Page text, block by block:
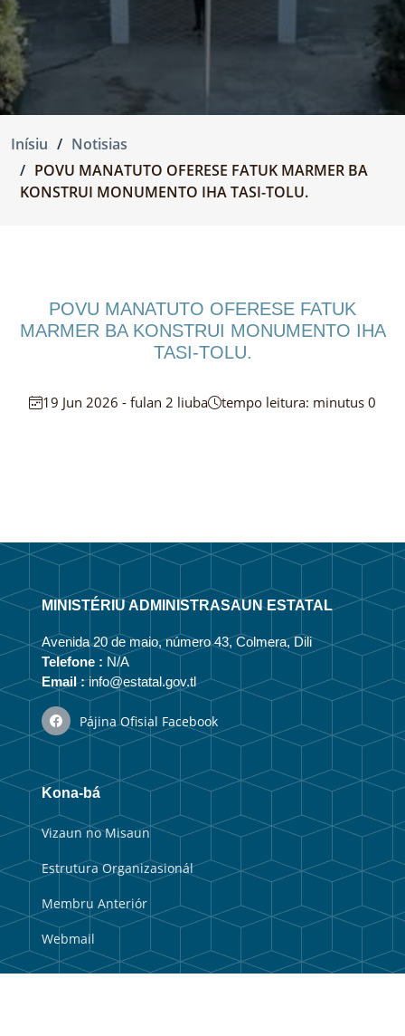
Inísiu
Notisias
POVU MANATUTO OFERESE FATUK MARMER BA
KONSTRUI MONUMENTO IHA TASI-TOLU.
POVU MANATUTO OFERESE FATUK
MARMER BA KONSTRUI MONUMENTO IHA
TASI-TOLU.
19 Jun 2026 - fulan 2 liuba tempo leitura: minutus 0
MINISTÉRIU ADMINISTRASAUN ESTATAL
Avenida 20 de maio, número 43, Colmera, Dili
Telefone : N/A
Email :info@estatal.gov.tl
Pájina Ofisial Facebook
Kona-bá
Vizaun no Misaun
Estrutura Organizasionál
Membru Anteriór
Webmail